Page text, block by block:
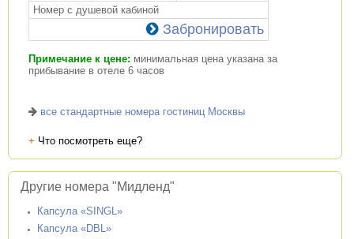
Номер с душевой кабиной
Забронировать
Примечание к цене: минимальная цена указана за
прибывание в отеле 6 часов
все стандартные номера гостиниц Москвы
+ Что посмотреть еще?
Другие номера "Мидленд"
Капсула «SINGL»
Капсула «DBL»